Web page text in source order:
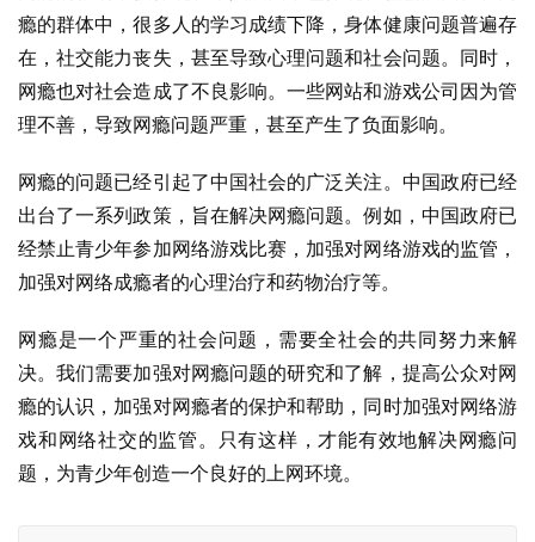
瘾的群体中，很多人的学习成绩下降，身体健康问题普遍存
在，社交能力丧失，甚至导致心理问题和社会问题。同时，
网瘾也对社会造成了不良影响。一些网站和游戏公司因为管
理不善，导致网瘾问题严重，甚至产生了负面影响。
网瘾的问题已经引起了中国社会的广泛关注。中国政府已经
出台了一系列政策，旨在解决网瘾问题。例如，中国政府已
经禁止青少年参加网络游戏比赛，加强对网络游戏的监管，
加强对网络成瘾者的心理治疗和药物治疗等。
网瘾是一个严重的社会问题，需要全社会的共同努力来解
决。我们需要加强对网瘾问题的研究和了解，提高公众对网
瘾的认识，加强对网瘾者的保护和帮助，同时加强对网络游
戏和网络社交的监管。只有这样，才能有效地解决网瘾问
题，为青少年创造一个良好的上网环境。